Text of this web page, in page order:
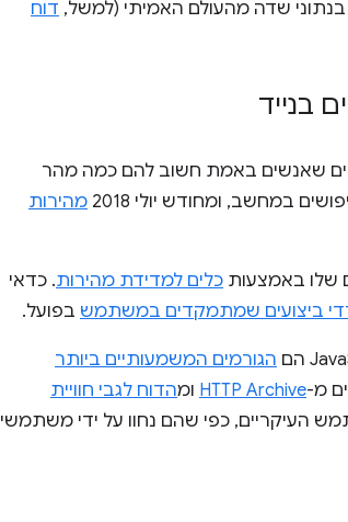
בנתוני שדה מהעולם האמיתי (למשל, דוח
בנייד
שאנשים באמת חשוב להם כמה מהר
במחשב, ומחודש יולי 2018
מהירות
שלו באמצעות כלים למדידת מהירות. כדאי
ביצועים שמתמקדים במשתמש בפועל.
הגורמים המשמעותיים ביותר
מ-HTTP Archive ומהדוח לגבי חוויית
העיקריים, כפי שהם נחוו על ידי משתמשי